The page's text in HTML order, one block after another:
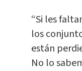
“Si les
los
están
No lo